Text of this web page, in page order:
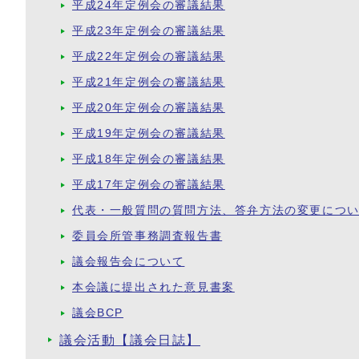
平成24年定例会の審議結果
平成23年定例会の審議結果
平成22年定例会の審議結果
平成21年定例会の審議結果
平成20年定例会の審議結果
平成19年定例会の審議結果
平成18年定例会の審議結果
平成17年定例会の審議結果
代表・一般質問の質問方法、答弁方法の変更につ
委員会所管事務調査報告書
議会報告会について
本会議に提出された意見書案
議会BCP
議会活動【議会日誌】